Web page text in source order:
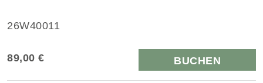
26W40011
89,00 € BUCHEN